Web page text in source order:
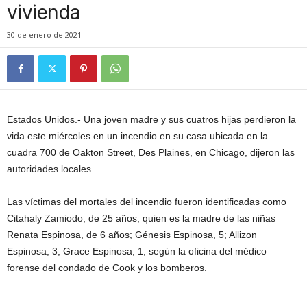
vivienda
30 de enero de 2021
Estados Unidos.- Una joven madre y sus cuatros hijas perdieron la
vida este miércoles en un incendio en su casa ubicada en la
cuadra 700 de Oakton Street, Des Plaines, en Chicago, dijeron las
autoridades locales.
Las víctimas del mortales del incendio fueron identificadas como
Citahaly Zamiodo, de 25 años, quien es la madre de las niñas
Renata Espinosa, de 6 años; Génesis Espinosa, 5; Allizon
Espinosa, 3; Grace Espinosa, 1, según la oficina del médico
forense del condado de Cook y los bomberos.